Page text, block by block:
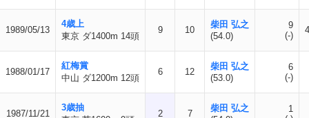
1989/05/13
4歳上
東京 ダ1400m 14頭
9 10
柴田 弘之
(54.0)
9
(-)
1988/01/17
紅梅賞
中山 ダ1200m 12頭
6 12
柴田 弘之
(53.0)
6
(-)
1987/11/21
3歳抽
2 7
柴田 弘之
1